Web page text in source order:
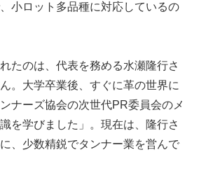
小ロット多品種に対応しているの
たのは、代表を務める水瀬隆行さ
。大学卒業後、すぐに革の世界に
ナーズ協会の次世代PR委員会のメ
を学びました」。現在は、隆行さ
、少数精鋭でタンナー業を営んで